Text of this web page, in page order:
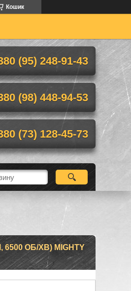
Кошик
(95) 248-91-43
(98) 448-94-53
(73) 128-45-73
ОБ/ХВ) MIGHTY